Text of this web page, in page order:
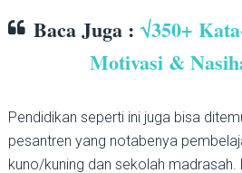
Baca Juga :√350+
Motivasi &
Pendidikan seperti ini juga bisa
pesantren yang notabenya
kuno/kuning dan sekolah